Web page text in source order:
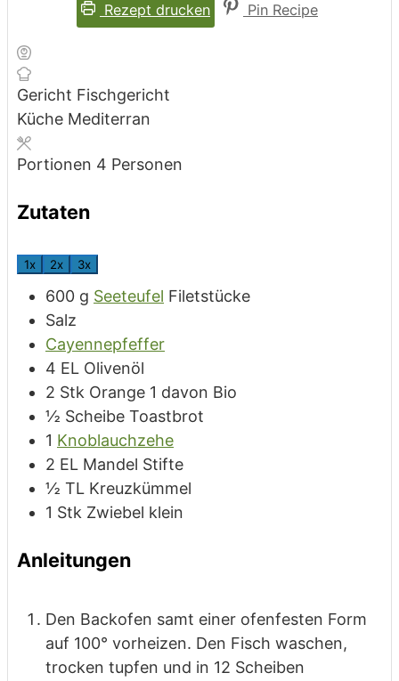
Rezept drucken Pin Recipe
Gericht Fischgericht
Küche Mediterran
Portionen 4 Personen
Zutaten
1x 2x 3x
600 g Seeteufel Filetstücke
Salz
Cayennepfeffer
4 EL Olivenöl
2 Stk Orange 1 davon Bio
½ Scheibe Toastbrot
1 Knoblauchzehe
2 EL Mandel Stifte
½ TL Kreuzkümmel
1 Stk Zwiebel klein
Anleitungen
Den Backofen samt einer ofenfesten Form
auf 100° vorheizen. Den Fisch waschen,
trocken tupfen und in 12 Scheiben